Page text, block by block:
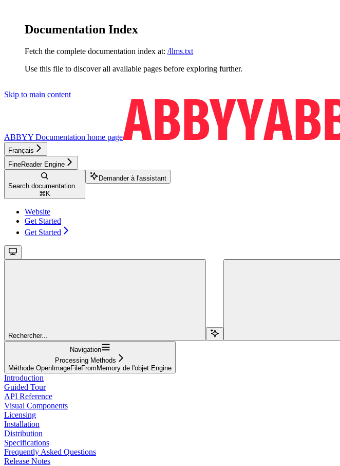
Documentation Index
Fetch the complete documentation index at: /llms.txt
Use this file to discover all available pages before exploring further.
Skip to main content
ABBYY Documentation home page
Français
FineReader Engine
Search documentation...
⌘ K
Demander à l'assistant
Website
Get Started
Get Started
Rechercher...
Navigation
Processing Methods
Méthode OpenImageFileFromMemory de l'objet Engine
Introduction
Guided Tour
API Reference
Visual Components
Licensing
Installation
Distribution
Specifications
Frequently Asked Questions
Release Notes